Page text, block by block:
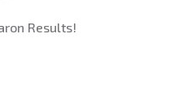
Results!